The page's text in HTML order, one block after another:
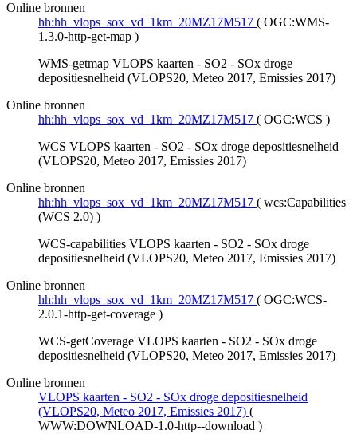
Online bronnen
hh:hh_vlops_sox_vd_1km_20MZ17M517 ( OGC:WMS-
1.3.0-http-get-map )
WMS-getmap VLOPS kaarten - SO2 - SOx droge
depositiesnelheid (VLOPS20, Meteo 2017, Emissies 2017)
Online bronnen
hh:hh_vlops_sox_vd_1km_20MZ17M517 ( OGC:WCS )
WCS VLOPS kaarten - SO2 - SOx droge depositiesnelheid
(VLOPS20, Meteo 2017, Emissies 2017)
Online bronnen
hh:hh_vlops_sox_vd_1km_20MZ17M517 ( wcs:Capabilities
(WCS 2.0) )
WCS-capabilities VLOPS kaarten - SO2 - SOx droge
depositiesnelheid (VLOPS20, Meteo 2017, Emissies 2017)
Online bronnen
hh:hh_vlops_sox_vd_1km_20MZ17M517 ( OGC:WCS-
2.0.1-http-get-coverage )
WCS-getCoverage VLOPS kaarten - SO2 - SOx droge
depositiesnelheid (VLOPS20, Meteo 2017, Emissies 2017)
Online bronnen
VLOPS kaarten - SO2 - SOx droge depositiesnelheid
(VLOPS20, Meteo 2017, Emissies 2017) (
WWW:DOWNLOAD-1.0-http--download )